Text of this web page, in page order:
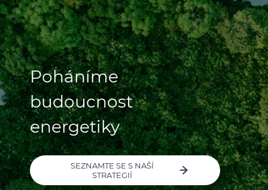
Poháníme
budoucnost
energetiky
SEZNAMTE SE S NAŠÍ
STRATEGIÍ